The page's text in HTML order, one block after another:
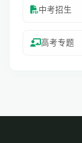
中考招生
高考专题